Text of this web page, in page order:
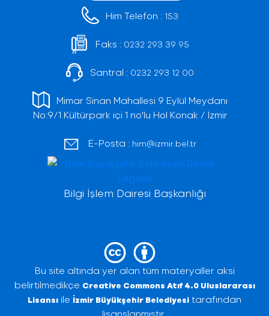
Him Telefon : 153
Faks : 0232 293 39 95
Santral : 0232 293 12 00
Mimar Sinan Mahallesi 9 Eylül Meydanı
No:9/1 Kültürpark içi 1 no'lu Hol Konak / İzmir
E-Posta : him@izmir.bel.tr
Bilgi İşlem Dairesi Başkanlığı
Bu site altında yer alan tüm materyaller aksi
belirtilmedikçe Creative Commons Atıf 4.0 Uluslararası
Lisansı ile İzmir Büyükşehir Belediyesi tarafından
lisanslanmıştır.